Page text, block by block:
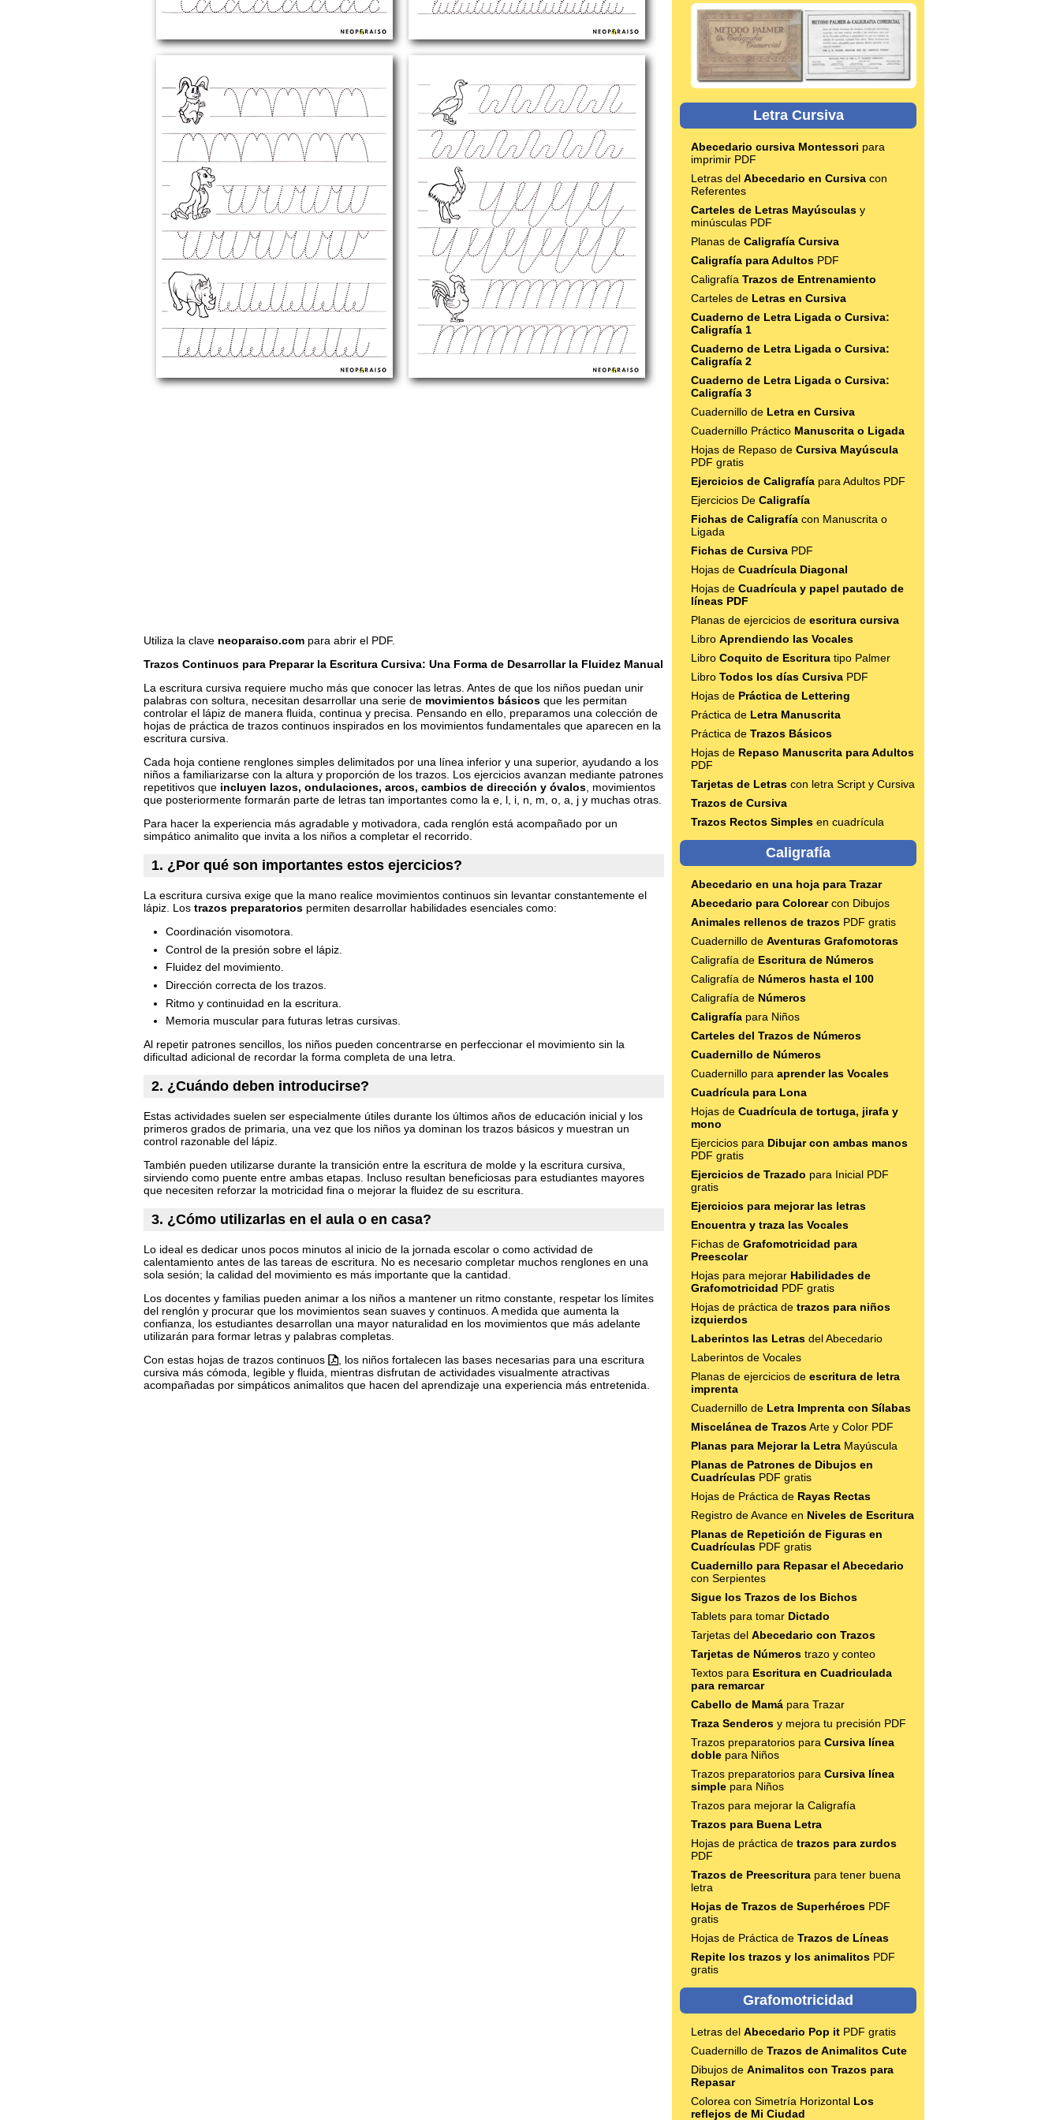
Utiliza la clave neoparaiso.com para abrir el PDF.
Trazos Continuos para Preparar la Escritura Cursiva: Una Forma de Desarrollar la Fluidez Manual
La escritura cursiva requiere mucho más que conocer las letras. Antes de que los niños puedan unir
palabras con soltura, necesitan desarrollar una serie de movimientos básicos que les permitan
controlar el lápiz de manera fluida, continua y precisa. Pensando en ello, preparamos una colección de
hojas de práctica de trazos continuos inspirados en los movimientos fundamentales que aparecen en la
escritura cursiva.
Cada hoja contiene renglones simples delimitados por una línea inferior y una superior, ayudando a los
niños a familiarizarse con la altura y proporción de los trazos. Los ejercicios avanzan mediante patrones
repetitivos que incluyen lazos, ondulaciones, arcos, cambios de dirección y óvalos , movimientos
que posteriormente formarán parte de letras tan importantes como la e, l, i, n, m, o, a, j y muchas otras.
Para hacer la experiencia más agradable y motivadora, cada renglón está acompañado por un
simpático animalito que invita a los niños a completar el recorrido.
1. ¿Por qué son importantes estos ejercicios?
La escritura cursiva exige que la mano realice movimientos continuos sin levantar constantemente el
lápiz. Los trazos preparatorios permiten desarrollar habilidades esenciales como:
Coordinación visomotora.
Control de la presión sobre el lápiz.
Fluidez del movimiento.
Dirección correcta de los trazos.
Ritmo y continuidad en la escritura.
Memoria muscular para futuras letras cursivas.
Al repetir patrones sencillos, los niños pueden concentrarse en perfeccionar el movimiento sin la
dificultad adicional de recordar la forma completa de una letra.
2. ¿Cuándo deben introducirse?
Estas actividades suelen ser especialmente útiles durante los últimos años de educación inicial y los
primeros grados de primaria, una vez que los niños ya dominan los trazos básicos y muestran un
control razonable del lápiz.
También pueden utilizarse durante la transición entre la escritura de molde y la escritura cursiva,
sirviendo como puente entre ambas etapas. Incluso resultan beneficiosas para estudiantes mayores
que necesiten reforzar la motricidad fina o mejorar la fluidez de su escritura.
3. ¿Cómo utilizarlas en el aula o en casa?
Lo ideal es dedicar unos pocos minutos al inicio de la jornada escolar o como actividad de
calentamiento antes de las tareas de escritura. No es necesario completar muchos renglones en una
sola sesión; la calidad del movimiento es más importante que la cantidad.
Los docentes y familias pueden animar a los niños a mantener un ritmo constante, respetar los límites
del renglón y procurar que los movimientos sean suaves y continuos. A medida que aumenta la
confianza, los estudiantes desarrollan una mayor naturalidad en los movimientos que más adelante
utilizarán para formar letras y palabras completas.
Con estas hojas de trazos continuos
, los niños fortalecen las bases necesarias para una escritura
cursiva más cómoda, legible y fluida, mientras disfrutan de actividades visualmente atractivas
acompañadas por simpáticos animalitos que hacen del aprendizaje una experiencia más entretenida.
Letra Cursiva
Abecedario cursiva Montessori para
imprimir PDF
Letras del Abecedario en Cursiva con
Referentes
Carteles de Letras Mayúsculas y
minúsculas PDF
Planas de Caligrafía Cursiva
Caligrafía para Adultos PDF
Caligrafía Trazos de Entrenamiento
Carteles de Letras en Cursiva
Cuaderno de Letra Ligada o Cursiva:
Caligrafía 1
Cuaderno de Letra Ligada o Cursiva:
Caligrafía 2
Cuaderno de Letra Ligada o Cursiva:
Caligrafía 3
Cuadernillo de Letra en Cursiva
Cuadernillo Práctico Manuscrita o Ligada
Hojas de Repaso de Cursiva Mayúscula
PDF gratis
Ejercicios de Caligrafía para Adultos PDF
Ejercicios De Caligrafía
Fichas de Caligrafía con Manuscrita o
Ligada
Fichas de Cursiva PDF
Hojas de Cuadrícula Diagonal
Hojas de Cuadrícula y papel pautado de
líneas PDF
Planas de ejercicios de escritura cursiva
Libro Aprendiendo las Vocales
Libro Coquito de Escritura tipo Palmer
Libro Todos los días Cursiva PDF
Hojas de Práctica de Lettering
Práctica de Letra Manuscrita
Práctica de Trazos Básicos
Hojas de Repaso Manuscrita para Adultos
PDF
Tarjetas de Letras con letra Script y Cursiva
Trazos de Cursiva
Trazos Rectos Simples en cuadrícula
Caligrafía
Abecedario en una hoja para Trazar
Abecedario para Colorearcon Dibujos
Animales rellenos de trazos PDF gratis
Cuadernillo de Aventuras Grafomotoras
Caligrafía de Escritura de Números
Caligrafía de Números hasta el 100
Caligrafía de Números
Caligrafía para Niños
Carteles del Trazos de Números
Cuadernillo de Números
Cuadernillo para aprender las Vocales
Cuadrícula para Lona
Hojas de Cuadrícula de tortuga, jirafa y
mono
Ejercicios para Dibujar con ambas manos
PDF gratis
Ejercicios de Trazado para Inicial PDF
gratis
Ejercicios para mejorar las letras
Encuentra y traza las Vocales
Fichas de Grafomotricidad para
Preescolar
Hojas para mejorar Habilidades de
Grafomotricidad PDF gratis
Hojas de práctica de trazos para niños
izquierdos
Laberintos las Letras del Abecedario
Laberintos de Vocales
Planas de ejercicios de escritura de letra
imprenta
Cuadernillo de Letra Imprenta con Sílabas
Miscelánea de TrazosArte y Color PDF
Planas para Mejorar la Letra Mayúscula
Planas de Patrones de Dibujos en
Cuadrículas PDF gratis
Hojas de Práctica de Rayas Rectas
Registro de Avance en Niveles de Escritura
Planas de Repetición de Figuras en
Cuadrículas PDF gratis
Cuadernillo para Repasar el Abecedario
con Serpientes
Sigue los Trazos de los Bichos
Tablets para tomar Dictado
Tarjetas del Abecedario con Trazos
Tarjetas de Números trazo y conteo
Textos para Escritura en Cuadriculada
para remarcar
Cabello de Mamá para Trazar
Traza Senderos y mejora tu precisión PDF
Trazos preparatorios para Cursiva línea
doble para Niños
Trazos preparatorios para Cursiva línea
simple para Niños
Trazos para mejorar la Caligrafía
Trazos para Buena Letra
Hojas de práctica de trazos para zurdos
PDF
Trazos de Preescritura para tener buena
letra
Hojas de Trazos de Superhéroes PDF
gratis
Hojas de Práctica de Trazos de Líneas
Repite los trazos y los animalitos PDF
gratis
Grafomotricidad
Letras del Abecedario Pop it PDF gratis
Cuadernillo de Trazos de Animalitos Cute
Dibujos de Animalitos con Trazos para
Repasar
Colorea con Simetría Horizontal Los
reflejos de Mi Ciudad